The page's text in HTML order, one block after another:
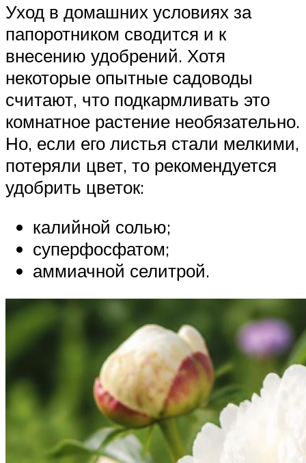
Уход в домашних условиях за
папоротником сводится и к
внесению удобрений. Хотя
некоторые опытные садоводы
считают, что подкармливать это
комнатное растение необязательно.
Но, если его листья стали мелкими,
потеряли цвет, то рекомендуется
удобрить цветок:
калийной солью;
суперфосфатом;
аммиачной селитрой.